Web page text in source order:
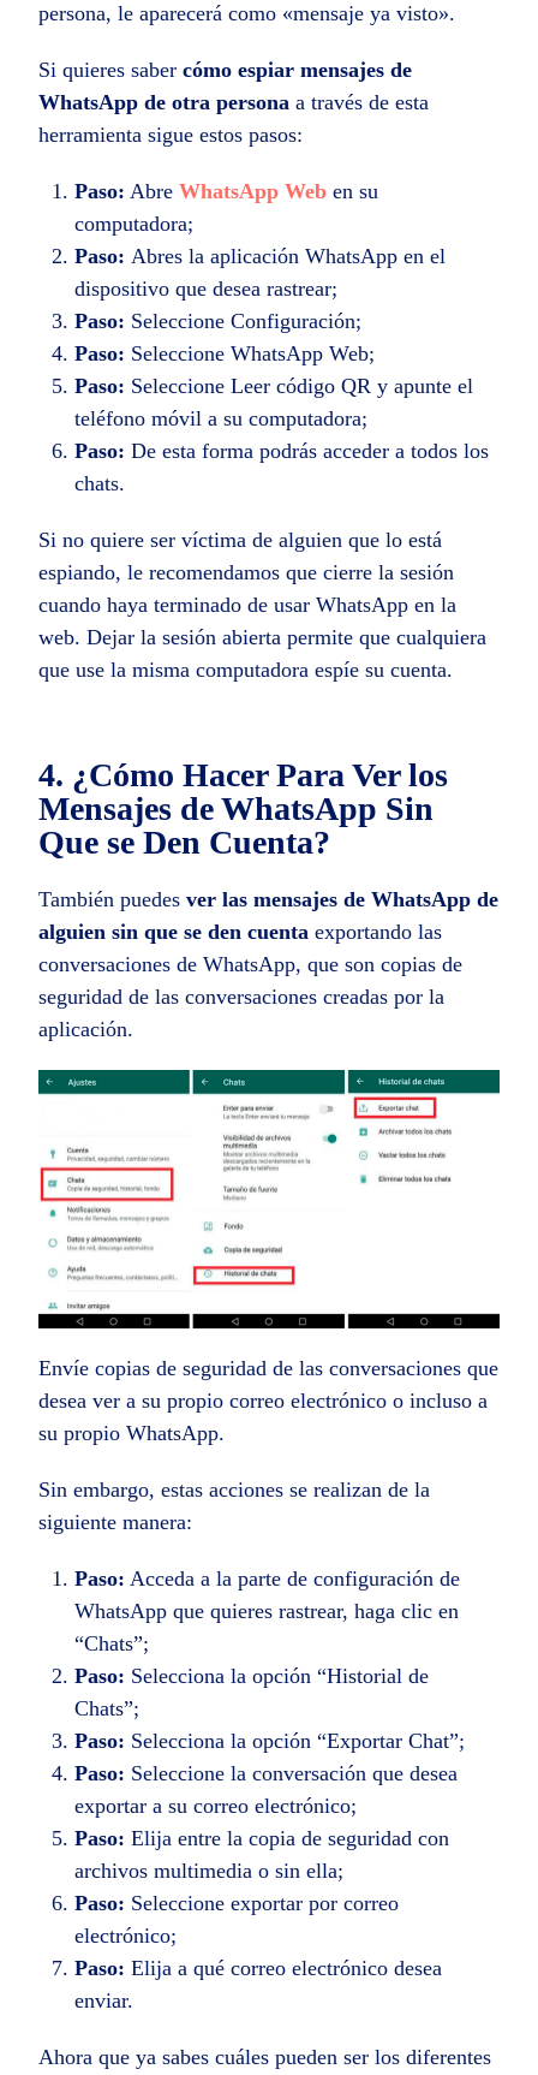
persona, le aparecerá como «mensaje ya visto».
Si quieres sabercómo espiar mensajes de
WhatsApp de otra persona a través de esta
herramienta sigue estos pasos:
Paso: AbreWhatsApp Web en su
computadora;
Paso: Abres la aplicación WhatsApp en el
dispositivo que desea rastrear;
Paso: Seleccione Configuración;
Paso: Seleccione WhatsApp Web;
Paso: Seleccione Leer código QR y apunte el
teléfono móvil a su computadora;
Paso:De esta forma podrás acceder a todos los
chats.
Si no quiere ser víctima de alguien que lo está
espiando, le recomendamos que cierre la sesión
cuando haya terminado de usar WhatsApp en la
web. Dejar la sesión abierta permite que cualquiera
que use la misma computadora espíe su cuenta.
4. ¿Cómo Hacer Para Ver los
Mensajes de WhatsApp Sin
Que se Den Cuenta?
También puedesver las mensajes de WhatsApp de
alguien sin que se den cuenta exportando las
conversaciones de WhatsApp, que son copias de
seguridad de las conversaciones creadas por la
aplicación.
Envíe copias de seguridad de las conversaciones que
desea ver a su propio correo electrónico o incluso a
su propio WhatsApp.
Sin embargo, estas acciones se realizan de la
siguiente manera:
Paso: Acceda a la parte de configuración de
WhatsApp que quieres rastrear, haga clic en
“Chats”;
Paso: Selecciona la opción “Historial de
Chats”;
Paso: Selecciona la opción “Exportar Chat”;
Paso: Seleccione la conversación que desea
exportar a su correo electrónico;
Paso: Elija entre la copia de seguridad con
archivos multimedia o sin ella;
Paso: Seleccione exportar por correo
electrónico;
Paso: Elija a qué correo electrónico desea
enviar.
Ahora que ya sabes cuáles pueden ser los diferentes